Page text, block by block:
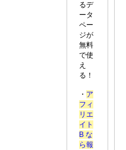
るデ
ータ
ペー
ジが
無料
で使
え
る！
・ ア
フィ
リエ
イト
B な
ら報